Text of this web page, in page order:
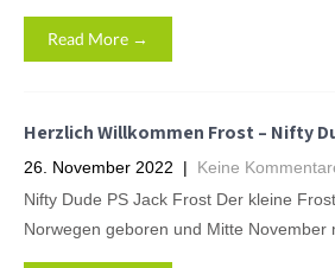
Read More →
Herzlich Willkommen Frost – Nifty
26. November 2022 | Keine
Nifty Dude PS Jack Frost Der kleine
Norwegen geboren und Mitte